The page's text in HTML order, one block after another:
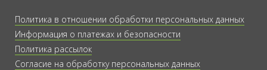
Политика в отношении обработки персональных данных
Информация о платежах и безопасности
Политика рассылок
Согласие на обработку персональных данных